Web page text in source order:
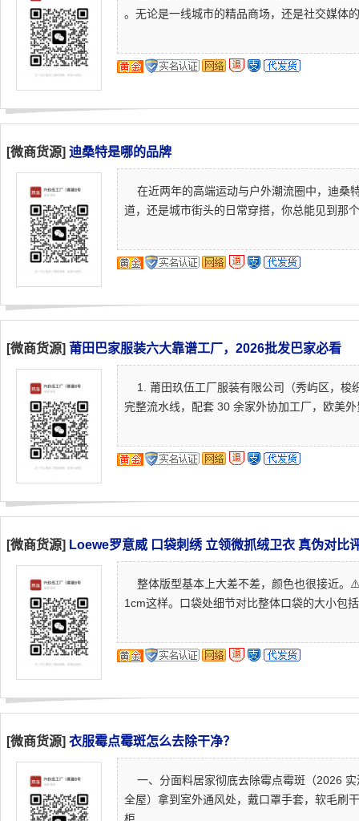
。无论是一线城市的精品商场，还是社交媒体
[微商货源] 迪桑特是哪的品牌
在近两年的高端运动与户外潮流圈中，迪桑
道，还是城市街头的日常穿搭，你总能见到那
[微商货源] 莆田巴家服装六大靠谱工厂，2026批发巴家必看
1. 莆田玖伍工厂服装有限公司（秀屿区，梭
完整流水线，配套 30 余家外协加工厂，欧美
[微商货源] Loewe罗意威 口袋刺绣 立领微抓绒卫衣 真伪对比
整体版型基本上大差不差，颜色也很接近。
1cm这样。口袋处细节对比整体口袋的大小包
[微商货源] 衣服霉点霉斑怎么去除干净？
一、分面料居家彻底去除霉点霉斑（2026
全屋）拿到室外通风处，戴口罩手套，软毛刷